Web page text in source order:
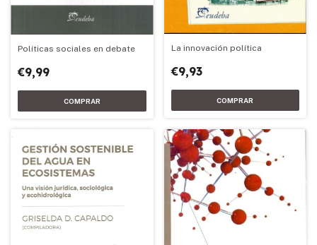
Políticas sociales en debate
€9,99
La innovación política
€9,93